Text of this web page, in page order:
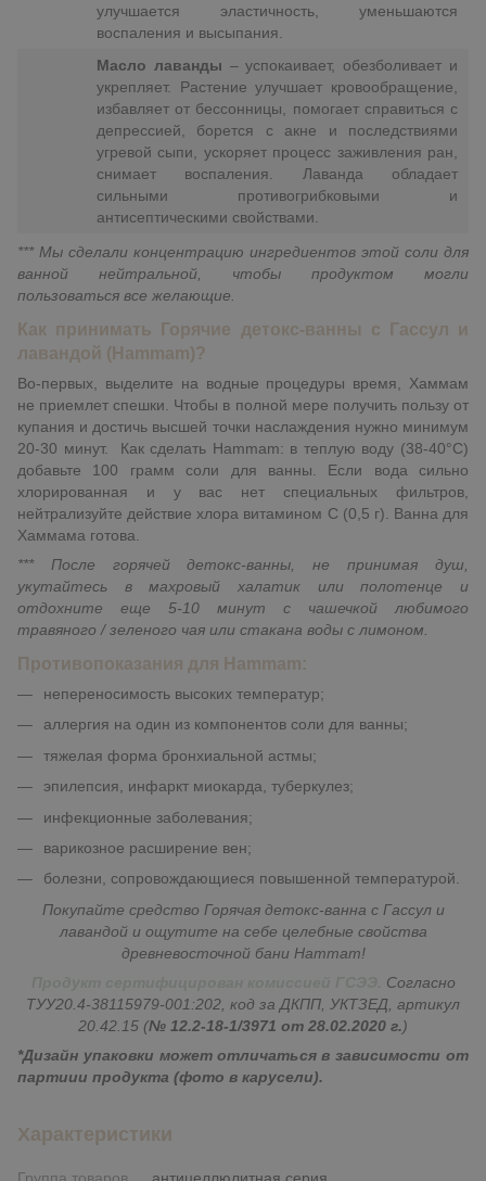
улучшается эластичность, уменьшаются
воспаления и высыпания.
Масло лаванды – успокаивает, обезболивает и
укрепляет. Растение улучшает кровообращение,
избавляет от бессонницы, помогает справиться с
депрессией, борется с акне и последствиями
угревой сыпи, ускоряет процесс заживления ран,
снимает воспаления. Лаванда обладает
сильными противогрибковыми и
антисептическими свойствами.
*** Мы сделали концентрацию ингредиентов этой соли для
ванной нейтральной, чтобы продуктом могли
пользоваться все желающие.
Как принимать Горячие детокс-ванны с Гассул и
лавандой (Hammam)?
Во-первых, выделите на водные процедуры время, Хаммам
не приемлет спешки. Чтобы в полной мере получить пользу от
купания и достичь высшей точки наслаждения нужно минимум
20-30 минут. Как сделать Hammam: в теплую воду (38-40°C)
добавьте 100 грамм соли для ванны. Если вода сильно
хлорированная и у вас нет специальных фильтров,
нейтрализуйте действие хлора витамином C (0,5 г). Ванна для
Хаммама готова.
*** После горячей детокс-ванны, не принимая душ,
укутайтесь в махровый халатик или полотенце и
отдохните еще 5-10 минут с чашечкой любимого
травяного / зеленого чая или стакана воды с лимоном.
Противопоказания для Hammam:
непереносимость высоких температур;
аллергия на один из компонентов соли для ванны;
тяжелая форма бронхиальной астмы;
эпилепсия, инфаркт миокарда, туберкулез;
инфекционные заболевания;
варикозное расширение вен;
болезни, сопровождающиеся повышенной температурой.
Покупайте средство Горячая детокс-ванна с Гассул и
лавандой и ощутите на себе целебные свойства
древневосточной бани Hammam!
Согласно
ТУУ20.4-38115979-001:202, код за ДКПП, УКТЗЕД, артикул
20.42.15 (№ 12.2-18-1/3971 от 28.02.2020 г.)
*Дизайн упаковки может отличаться в зависимости от
партиии продукта (фото в карусели).
Характеристики
Группа товаров антицеллюлитная серия